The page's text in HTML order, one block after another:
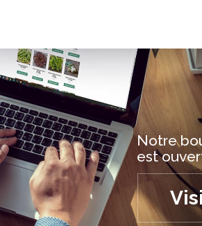
INVENT’TERRE
DEVENEZ COOPÉRATEURS
NOUS TROUVER
LES NEWS
BOUTIQUE
0,00 €
CONTACT
Notre
est